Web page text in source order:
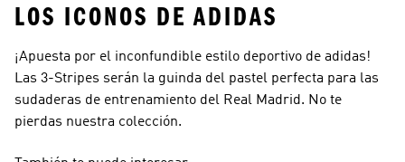
LOS ICONOS DE ADIDAS
¡Apuesta por el inconfundible estilo deportivo de adidas!
Las 3-Stripes serán la guinda del pastel perfecta para las
sudaderas de entrenamiento del Real Madrid. No te
pierdas nuestra colección.